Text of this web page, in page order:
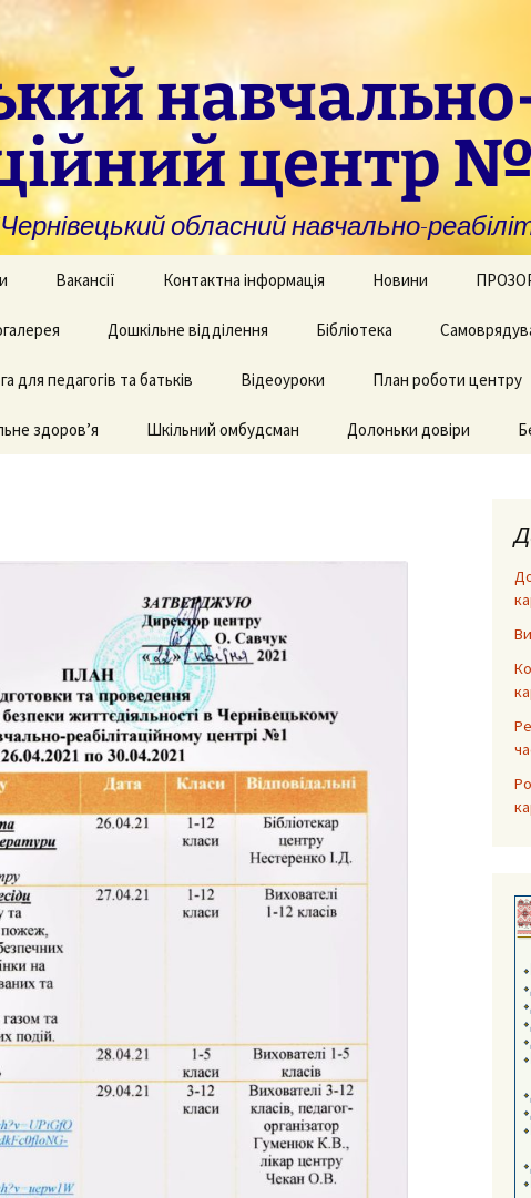
центр
обласний навчально-
закладам із
та
навчання
послуги для
діагностика
батьків
Вакансії Контактна інформація Новини
з
творчих робіт
приміщень
Дошкільне відділення
Рекомендації для
Бібліотека
для педагогів та батьків Відеоуроки План роботи центру
здоров’я Шкільний омбудсман Долоньки довіри